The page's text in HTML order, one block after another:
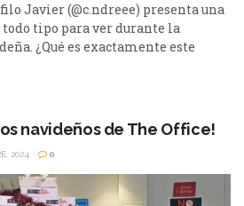
Javier (@c.ndreee) presenta una
tipo para ver durante la
¿Qué es exactamente este
objetiva esta pregunta? Es un
con bastante facilidad a la
categorizar...
navideños de The Office!
2024 0